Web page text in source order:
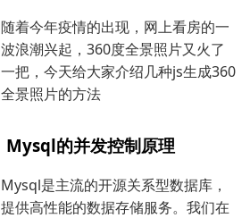
随着今年疫情的出现，网上看房的一
波浪潮兴起，360度全景照片又火了
一把，今天给大家介绍几种js生成360
全景照片的方法
Mysql的并发控制原理
Mysql是主流的开源关系型数据库，
提供高性能的数据存储服务。我们在